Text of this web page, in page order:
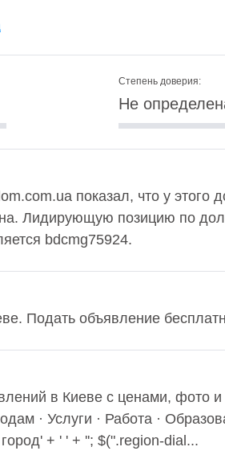
Степень доверия:
Не
показал, что у этого
Лидирующую позицию по
bdcmg75924.
Подать объявление
в Киеве с ценами, фото
· Услуги · Работа ·
+ ' ' + ''; $(".region-dial...